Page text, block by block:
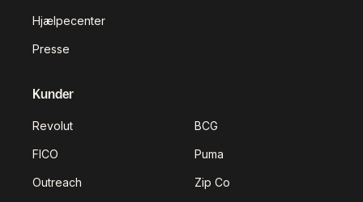
Hjælpecenter
Presse
Kunder
Revolut BCG
FICO Puma
Outreach Zip Co